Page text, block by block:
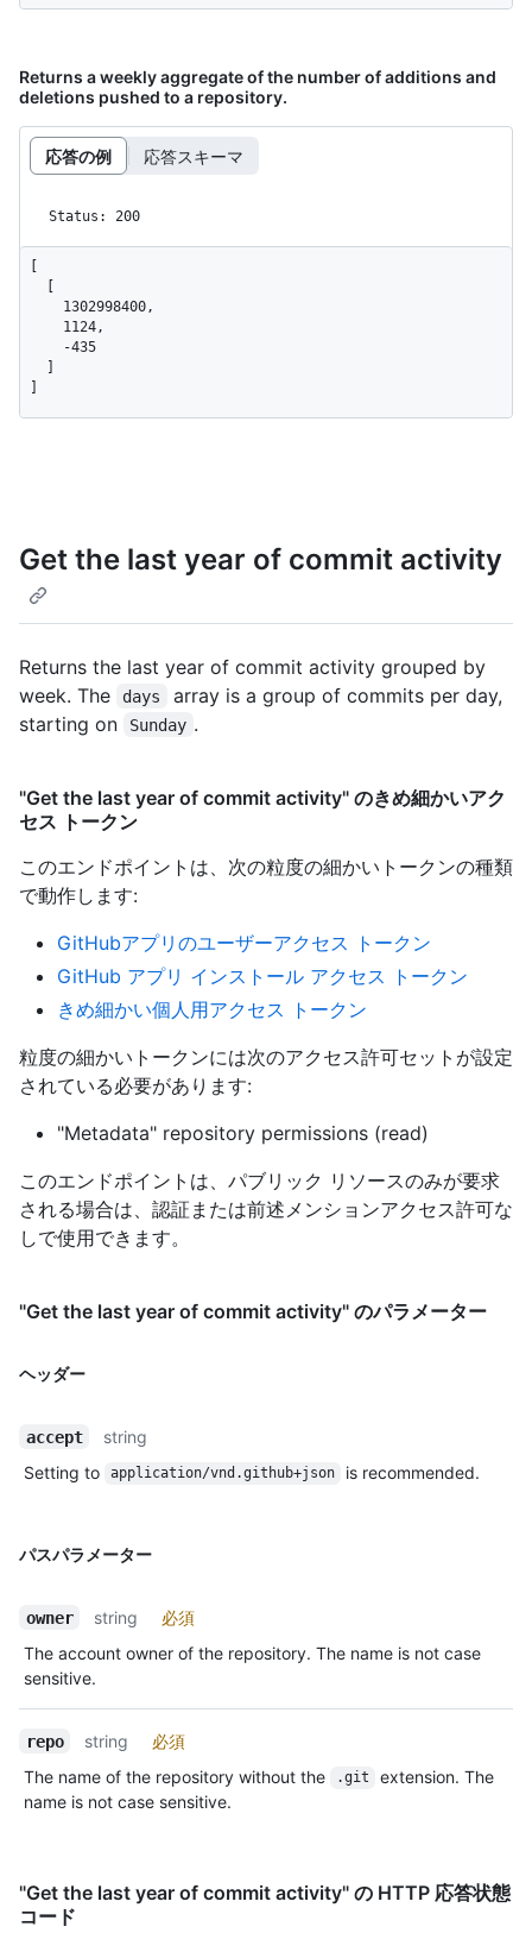
Returns a weekly aggregate of the number of additions and
deletions pushed to a repository.
応答の例 応答スキーマ
Status: 200
Get the last year of commit activity
Returns the last year of commit activity grouped by
week. The
days
array is a group of commits per day,
starting on
Sunday .
"Get the last year of commit activity" のきめ細かいアク
セス トークン
このエンドポイントは、次の粒度の細かいトークンの種類
で動作します:
GitHubアプリのユーザーアクセス トークン
GitHub アプリ インストール アクセス トークン
きめ細かい個人用アクセス トークン
粒度の細かいトークンには次のアクセス許可セットが設定
されている必要があります:
"Metadata" repository permissions (read)
このエンドポイントは、パブリック リソースのみが要求
される場合は、認証または前述メンションアクセス許可な
しで使用できます。
"Get the last year of commit activity" のパラメーター
ヘッダー
accept
string
Setting to
application/vnd.github+json is recommended.
パスパラメーター
owner string
必須
The account owner of the repository. The name is not case
sensitive.
repo string
必須
The name of the repository without the
.git
extension. The
name is not case sensitive.
"Get the last year of commit activity" の HTTP 応答状態
コード